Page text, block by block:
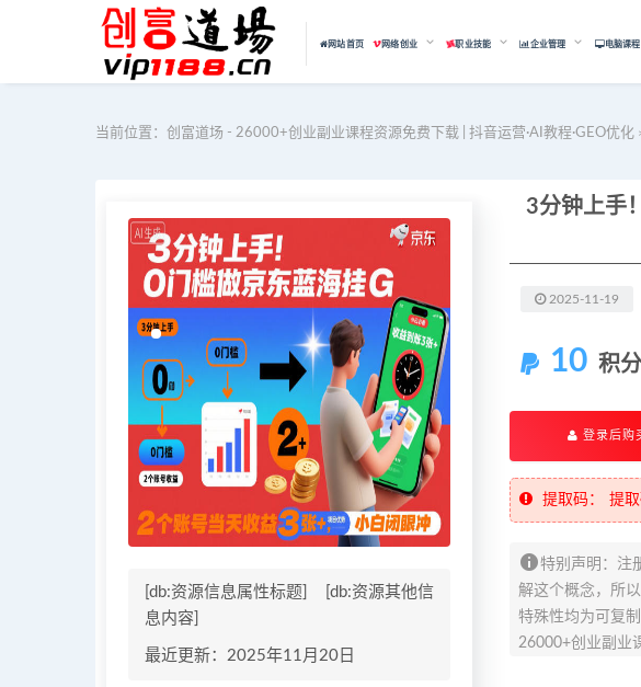
网站首页 网络创业 职业技能 企业管理 电脑课程
当前位置： 创富道场 - 26000+创业副业课程资源免费下载 | 抖音运营·AI教程·GEO优化
[db:资源信息属性标题]
[db:资源其他信
息内容]
最近更新：2025年11月20日
2025-11-19
10 积分
登录后购
提取码： 提
特别声明：注
解这个概念，所
特殊性均为可复
26000+创业副业